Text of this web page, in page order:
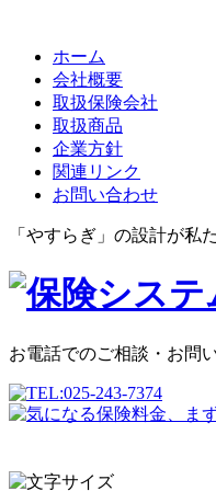
ホーム
会社概要
取扱保険会社
取扱商品
企業方針
関連リンク
お問い合わせ
「やすらぎ」の設計が私
お電話でのご相談・お問